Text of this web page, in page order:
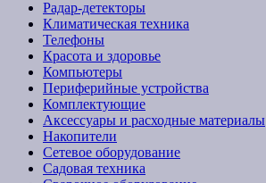
Радар-детекторы
Климатическая техника
Телефоны
Красота и здоровье
Компьютеры
Периферийные устройства
Комплектующие
Аксессуары и расходные материалы
Накопители
Сетевое оборудование
Садовая техника